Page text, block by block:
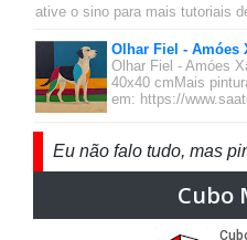
ative o sino para mais tutoriais
Olhar Fiel - Amóes
Olhar Fiel - Amóes
40x40 cmMais
em: https://
Eu não falo tudo, mas
Cubo